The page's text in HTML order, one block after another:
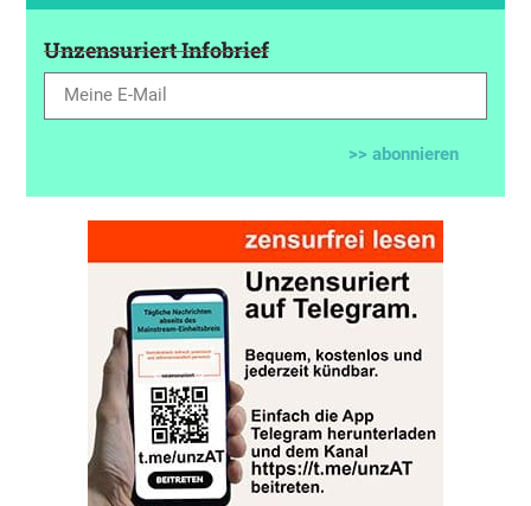
Unzensuriert Infobrief
>> abonnieren